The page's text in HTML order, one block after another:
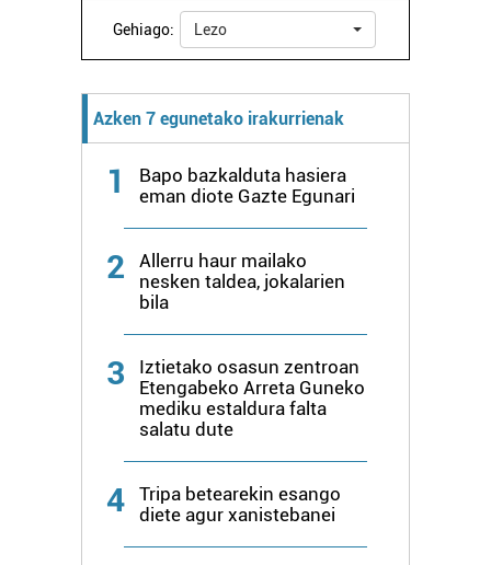
Gehiago: Lezo
Azken 7 egunetako irakurrienak
1
Bapo bazkalduta hasiera
eman diote Gazte Egunari
2
Allerru haur mailako
nesken taldea, jokalarien
bila
3
Iztietako osasun zentroan
Etengabeko Arreta Guneko
mediku estaldura falta
salatu dute
4
Tripa betearekin esango
diete agur xanistebanei